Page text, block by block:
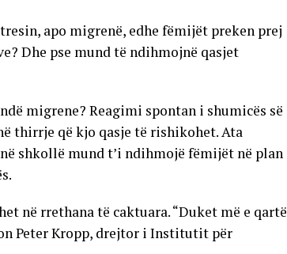
apo migrenë, edhe fëmijët preken prej
Dhe pse mund të ndihmojnë qasjet
migrene? Reagimi spontan i shumicës së
thirrje që kjo qasje të rishikohet. Ata
shkollë mund t’i ndihmojë fëmijët në plan
në rrethana të caktuara. “Duket më e qartë
Peter Kropp, drejtor i Institutit për